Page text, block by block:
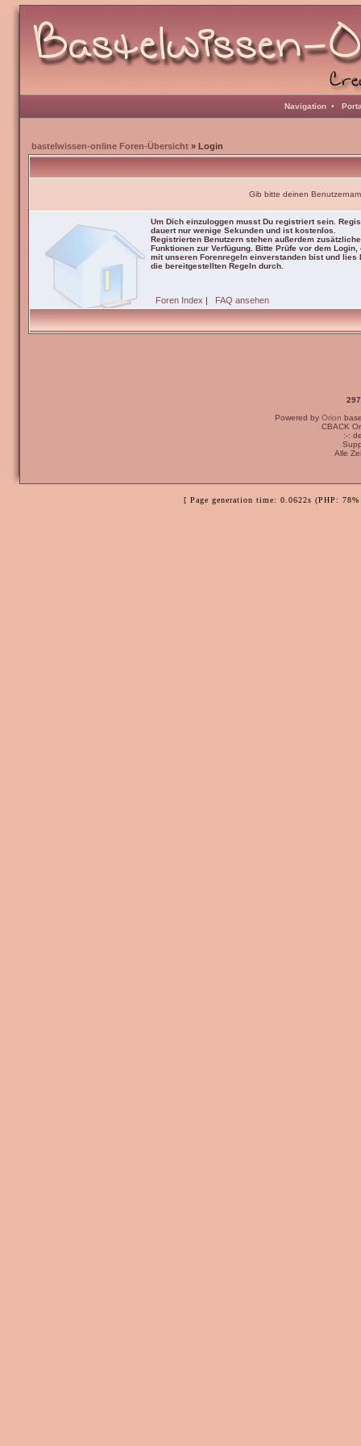
Navigation •
bastelwissen-online Foren-Übersicht » Login
Gib bitte deinen
Um Dich einzuloggen musst Du registriert sein.
dauert nur wenige Sekunden und ist kostenlos.
Registrierten Benutzern stehen außerdem zusätzliche
Funktionen zur Verfügung. Bitte Prüfe vor dem Login,
mit unseren Forenregeln einverstanden bist und lies
die bereitgestellten Regeln durch.
Foren Index | FAQ ansehen
Powered by Orion
CBACK
:-:
Alle
[ Page generation time: 0.0622s (PHP: